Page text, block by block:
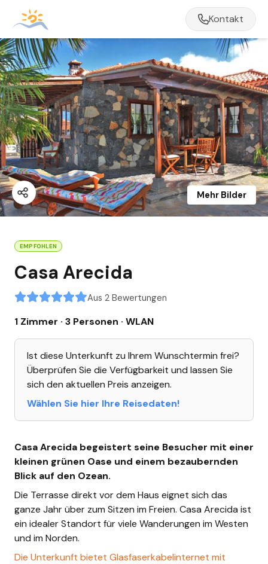
Mehr Bilder
EMPFOHLEN
Casa Arecida
Aus 2 Bewertungen
1 Zimmer · 3 Personen · WLAN
Ist diese Unterkunft zu Ihrem Wunschtermin frei?
Überprüfen Sie die Verfügbarkeit und lassen Sie
sich den aktuellen Preis anzeigen.
Wählen Sie hier Ihre Reisedaten!
Casa Arecida begeistert seine Besucher mit einer
kleinen grünen Oase und einem bezaubernden
Blick auf den Ozean.
Die Terrasse direkt vor dem Haus eignet sich das
ganze Jahr über zum Sitzen im Freien. Casa Arecida ist
ein idealer Standort für viele Wanderungen im Westen
und im Norden.
Die Unterkunft bietet Glasfaserkabelinternet mit
Kontakt